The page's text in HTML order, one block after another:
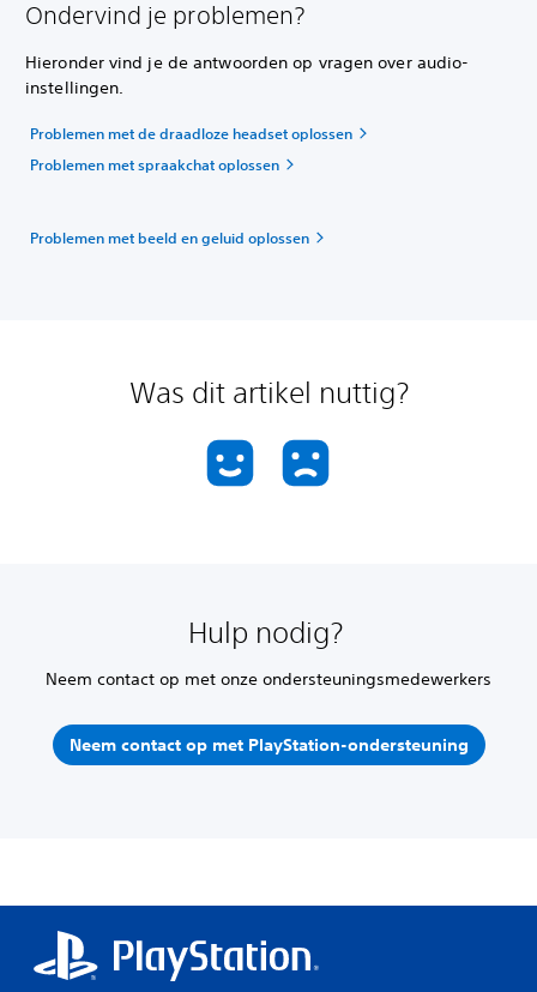
Ondervind je problemen?
Hieronder vind je de antwoorden op vragen over audio-
instellingen.
Problemen met de draadloze headset oplossen
Problemen met spraakchat oplossen
Problemen met beeld en geluid oplossen
Was dit artikel nuttig?
Hulp nodig?
Neem contact op met onze ondersteuningsmedewerkers
Neem contact op met PlayStation-ondersteuning